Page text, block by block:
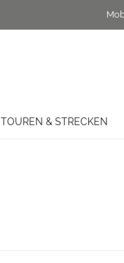
TOUREN & STRECKEN